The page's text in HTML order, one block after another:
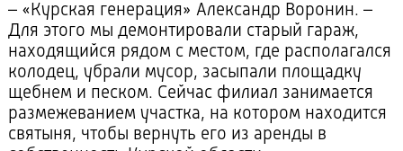
– «Курская генерация» Александр Воронин. –
Для этого мы демонтировали старый гараж,
находящийся рядом с местом, где располагался
колодец, убрали мусор, засыпали площадку
щебнем и песком. Сейчас филиал занимается
размежеванием участка, на котором находится
святыня, чтобы вернуть его из аренды в